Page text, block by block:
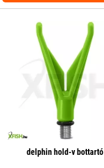
delphin hold-v bottartó